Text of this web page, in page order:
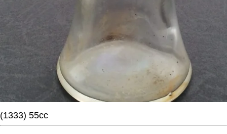
(1333) 55cc